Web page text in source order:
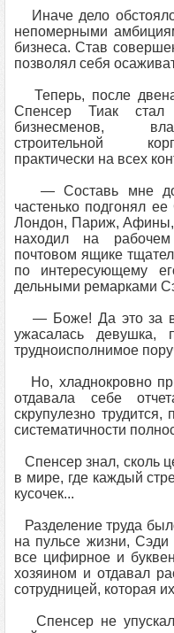
Иначе дело
непомерными
бизнеса. Став
позволял себя
Теперь, после
Спенсер Тиак стал
бизнесменов,
строительной
практически на всех
— Составь мне
частенько подгонял
Лондон, Париж,
находил на
почтовом ящике
по интересующему
дельными ремарками
— Боже! Да это за
ужасалась девушка,
трудноисполнимое
Но, хладнокровно
отдавала себе
скрупулезно трудится,
систематичности
Спенсер знал, сколь
в мире, где каждый
кусочек...
Разделение труда
на пульсе жизни, Сэди
все цифирное и
хозяином и отдавал
сотрудницей, которая
Спенсер не упускал